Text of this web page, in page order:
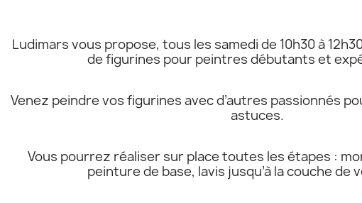
Ludimars vous propose, tous les samedi de 10h30 à
de figurines pour peintres débutants et
Venez peindre vos figurines avec d’autres passionnés
astuces.
Vous pourrez réaliser sur place toutes les étapes :
peinture de base, lavis jusqu’à la couche de